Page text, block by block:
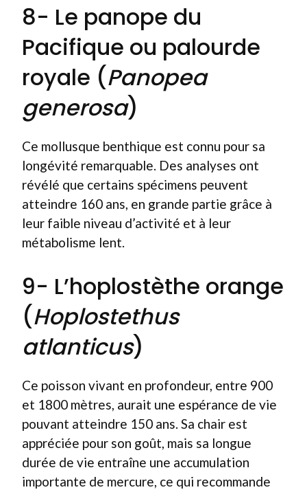
8- Le panope du
Pacifique ou palourde
royale (Panopea
generosa)
Ce mollusque benthique est connu pour sa
longévité remarquable. Des analyses ont
révélé que certains spécimens peuvent
atteindre 160 ans, en grande partie grâce à
leur faible niveau d’activité et à leur
métabolisme lent.
9- L’hoplostèthe orange
(Hoplostethus
atlanticus)
Ce poisson vivant en profondeur, entre 900
et 1800 mètres, aurait une espérance de vie
pouvant atteindre 150 ans. Sa chair est
appréciée pour son goût, mais sa longue
durée de vie entraîne une accumulation
importante de mercure, ce qui recommande